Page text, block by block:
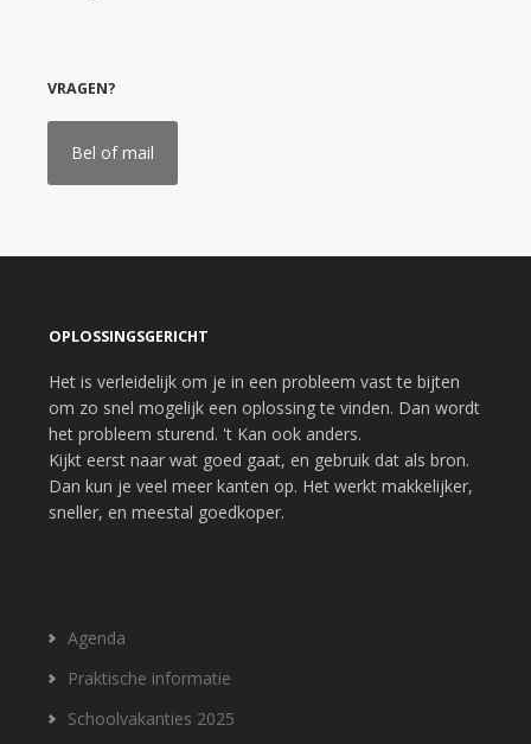
VRAGEN?
Bel of mail
OPLOSSINGSGERICHT
Het is verleidelijk om je in een probleem vast te bijten
om zo snel mogelijk een oplossing te vinden. Dan wordt
het probleem sturend. 't Kan ook anders.
Kijkt eerst naar wat goed gaat, en gebruik dat als bron.
Dan kun je veel meer kanten op. Het werkt makkelijker,
sneller, en meestal goedkoper.
Agenda
Praktische informatie
Schoolvakanties 2025